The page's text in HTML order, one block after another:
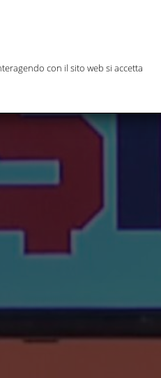
con il sito web si accetta